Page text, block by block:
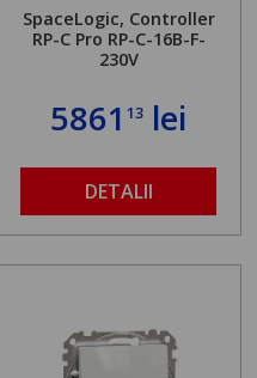
SpaceLogic, Controller
RP-C Pro RP-C-16B-F-
230V
586113 lei
DETALII